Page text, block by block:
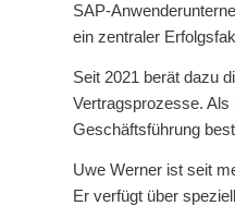
SAP-
ein zentraler
Seit 2021 berät dazu
Vertragsprozesse. Als
Geschäftsführung
Uwe Werner ist seit
Er verfügt über